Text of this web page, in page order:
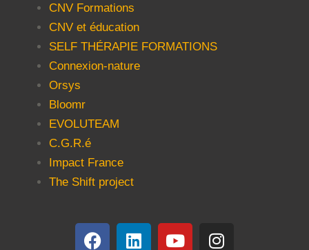
CNV Formations
CNV et éducation
SELF THÉRAPIE FORMATIONS
Connexion-nature
Orsys
Bloomr
EVOLUTEAM
C.G.R.é
Impact France
The Shift project